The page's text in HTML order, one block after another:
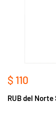
Precio
venta
$ 110
RUB del Norte